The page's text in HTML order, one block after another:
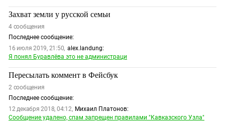
Захват земли у русской семьи
Последнее сообщение:
16 июля 2019, 21:50, alex.landung:
Я понял Буравлёва это не администраци
4 сообщения
Пересылать коммент в Фейсбук
Последнее сообщение:
12 декабря 2018, 04:12, Михаил Платонов:
Сообщение удалено, спам запрещен правилами "Кавказского Узла"
2 сообщения